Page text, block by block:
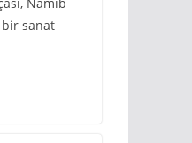
bir sanat